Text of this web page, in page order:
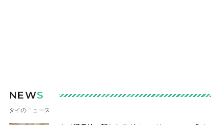
NEWS
タイのニュース